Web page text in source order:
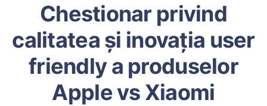
Chestionar privind
calitatea și inovația user
friendly a produselor
Apple vs Xiaomi